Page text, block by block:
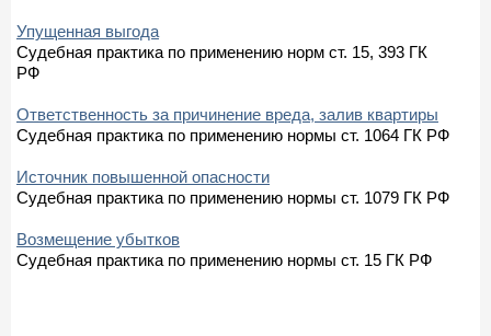
Упущенная выгода
Судебная практика по применению норм ст. 15, 393 ГК
РФ
Ответственность за причинение вреда, залив квартиры
Судебная практика по применению нормы ст. 1064 ГК РФ
Источник повышенной опасности
Судебная практика по применению нормы ст. 1079 ГК РФ
Возмещение убытков
Судебная практика по применению нормы ст. 15 ГК РФ